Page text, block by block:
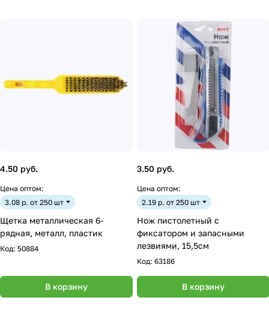
4.50 руб.
Цена оптом:
3.08 р. от 250 шт
Щетка металлическая 6-
рядная, металл, пластик
Код: 50884
В корзину
3.50 руб.
Цена оптом:
2.19 р. от 250 шт
Нож пистолетный с
фиксатором и запасными
лезвиями, 15,5см
Код: 63186
В корзину